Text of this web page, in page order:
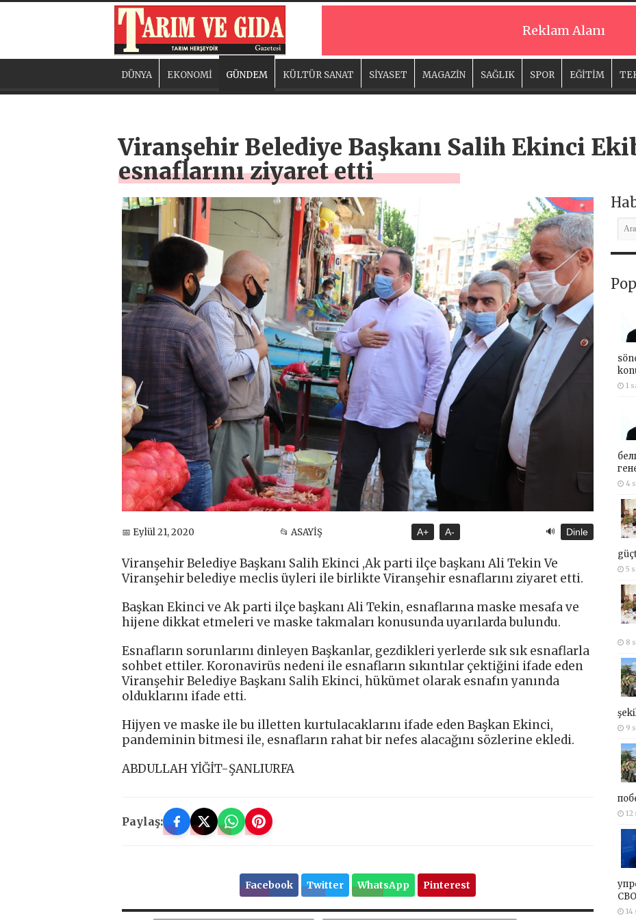
Reklam Alanı
DÜNYA EKONOMİ GÜNDEM KÜLTÜR SANAT SİYASET MAGAZİN SAĞLIK SPOR EĞİTİM
Viranşehir Belediye Başkanı Salih Ekinci
esnaflarını ziyaret etti
📅 Eylül 21, 2020 📂 ASAYİŞ A+ A- 🔊 Dinle
Viranşehir Belediye Başkanı Salih Ekinci ,Ak parti ilçe başkanı Ali Tekin Ve
Viranşehir belediye meclis üyleri ile birlikte Viranşehir esnaflarını ziyaret etti.
Başkan Ekinci ve Ak parti ilçe başkanı Ali Tekin, esnaflarına maske mesafa ve
hijene dikkat etmeleri ve maske takmaları konusunda uyarılarda bulundu.
Esnafların sorunlarını dinleyen Başkanlar, gezdikleri yerlerde sık sık esnaflarla
sohbet ettiler. Koronavirüs nedeni ile esnafların sıkıntılar çektiğini ifade eden
Viranşehir Belediye Başkanı Salih Ekinci, hükümet olarak esnafın yanında
olduklarını ifade etti.
Hijyen ve maske ile bu illetten kurtulacaklarını ifade eden Başkan Ekinci,
pandeminin bitmesi ile, esnafların rahat bir nefes alacağını sözlerine ekledi.
ABDULLAH YİĞİT-ŞANLIURFA
Paylaş:
Facebook Twitter WhatsApp Pinterest
1
4
5
8
9
12
14